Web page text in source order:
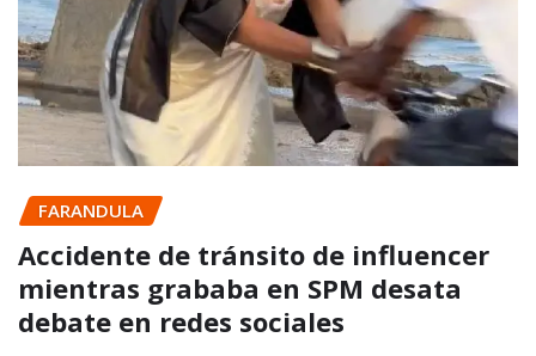
FARANDULA
Accidente de tránsito de influencer
mientras grababa en SPM desata
debate en redes sociales